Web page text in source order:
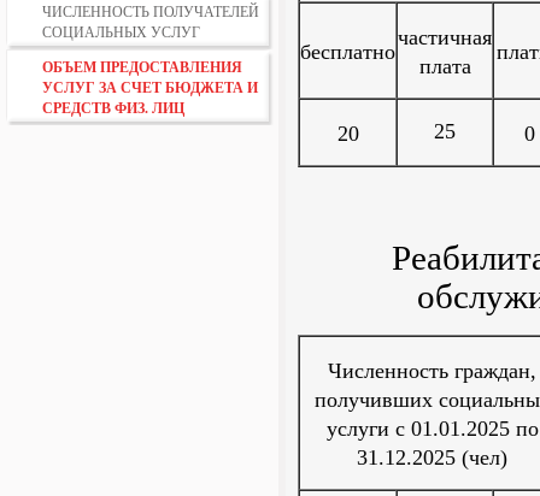
ЧИСЛЕННОСТЬ ПОЛУЧАТЕЛЕЙ
СОЦИАЛЬНЫХ УСЛУГ
ОБЪЕМ ПРЕДОСТАВЛЕНИЯ
УСЛУГ ЗА СЧЕТ БЮДЖЕТА И
СРЕДСТВ ФИЗ. ЛИЦ
бесплатно
частичная
плата
20 25 0
Численность граждан,
получивших
услуги с 01.01.2025 по
31.12.2025 (чел)